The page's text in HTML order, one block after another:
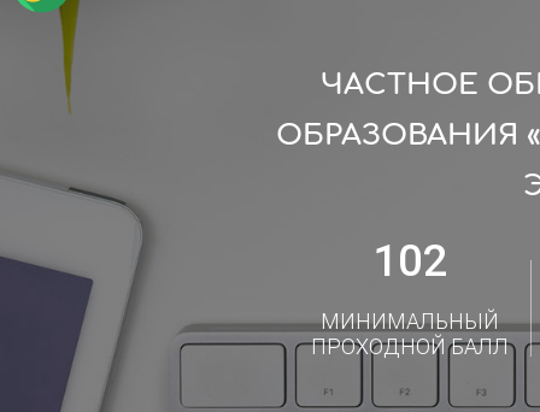
ЧАСТНОЕ
ОБРАЗОВАНИЯ
102
МИНИМАЛЬНЫЙ
ПРОХОДНОЙ БАЛЛ